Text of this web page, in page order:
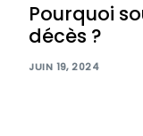
Pourquoi
décès ?
JUIN 19, 2024